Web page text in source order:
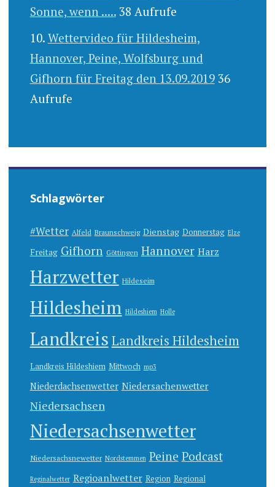
Sonne, wenn ..... 38 Aufrufe
Wettervideo für Hildesheim,
Hannover, Peine, Wolfsburg und
Gifhorn für Freitag den 13.09.2019 36
Aufrufe
Schlagwörter
#Wetter Alfeld Braunschweig Dienstag Donnerstag Elze
Freitag Gifhorn Göttingen Hannover Harz
Harzwetter Hildeseim
Hildesheim Hildeshiem Holle
Landkreis Landkreis Hildesheim
Landkreis Hildeshiem Mittwoch mp3
Niederdachsenwetter Niedersachenwetter
Niedersachsen
Niedersachsenwetter
Niedersachsnewetter Nordstemmen Peine Podcast
Reginalwetter Regioanlwetter Region Regional